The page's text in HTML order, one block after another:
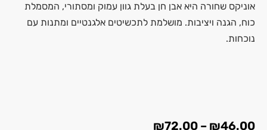
אוניקס שחורה היא אבן חן בעלת גוון עמוק ומסתורי, המסמלת
כוח, הגנה ויציבות. מושלמת לתכשיטים אלגנטיים ומתנות עם
נוכחות.
₪46.00
–
₪72.00